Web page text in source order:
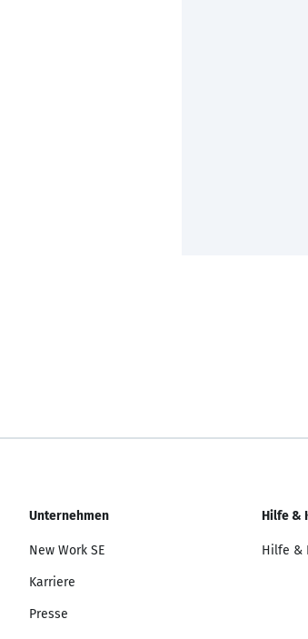
Unternehmen
New Work SE
Karriere
Presse
Hilfe &
Hilfe &